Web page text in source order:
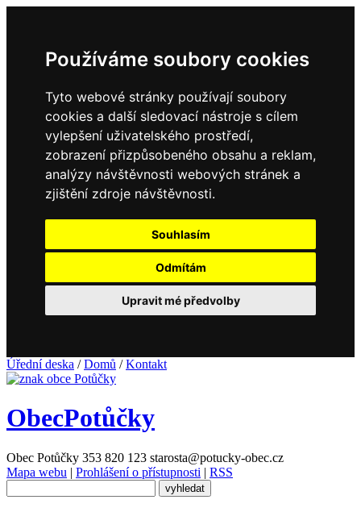
Používáme soubory cookies
Tyto webové stránky používají soubory
cookies a další sledovací nástroje s cílem
vylepšení uživatelského prostředí,
zobrazení přizpůsobeného obsahu a reklam,
analýzy návštěvnosti webových stránek a
zjištění zdroje návštěvnosti.
Souhlasím
Odmítám
Upravit mé předvolby
Úřední deska / Domů / Kontakt
ObecPotůčky
Obec Potůčky 353 820 123 starosta@potucky-obec.cz
Mapa webu | Prohlášení o přístupnosti | RSS